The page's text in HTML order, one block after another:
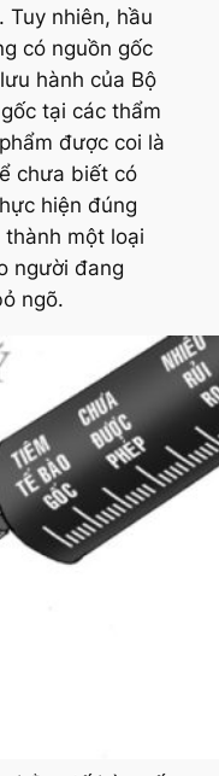
nhiên, hầu
có nguồn gốc
hành của Bộ
tại các thẩm
được coi là
chưa biết có
hiện đúng
một loại
người đang
ngõ.